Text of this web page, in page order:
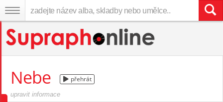
Nebe přehrát
upravit informace